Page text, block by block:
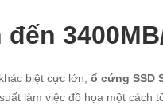
biệt cực lớn, ổ cứng SSD
làm việc đồ họa một cách